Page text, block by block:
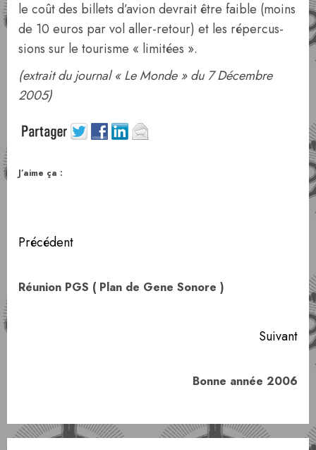
le coût des billets d’avion devrait être faible (moins
de 10 euros par vol aller-retour) et les répercus­
sions sur le tourisme « limitées ».
(extrait du journal « Le Monde » du 7 Décembre
2005)
J’aime ça :
Navigation
Précédent
Réunion PGS ( Plan de Gene Sonore )
Suivant
Bonne année 2006